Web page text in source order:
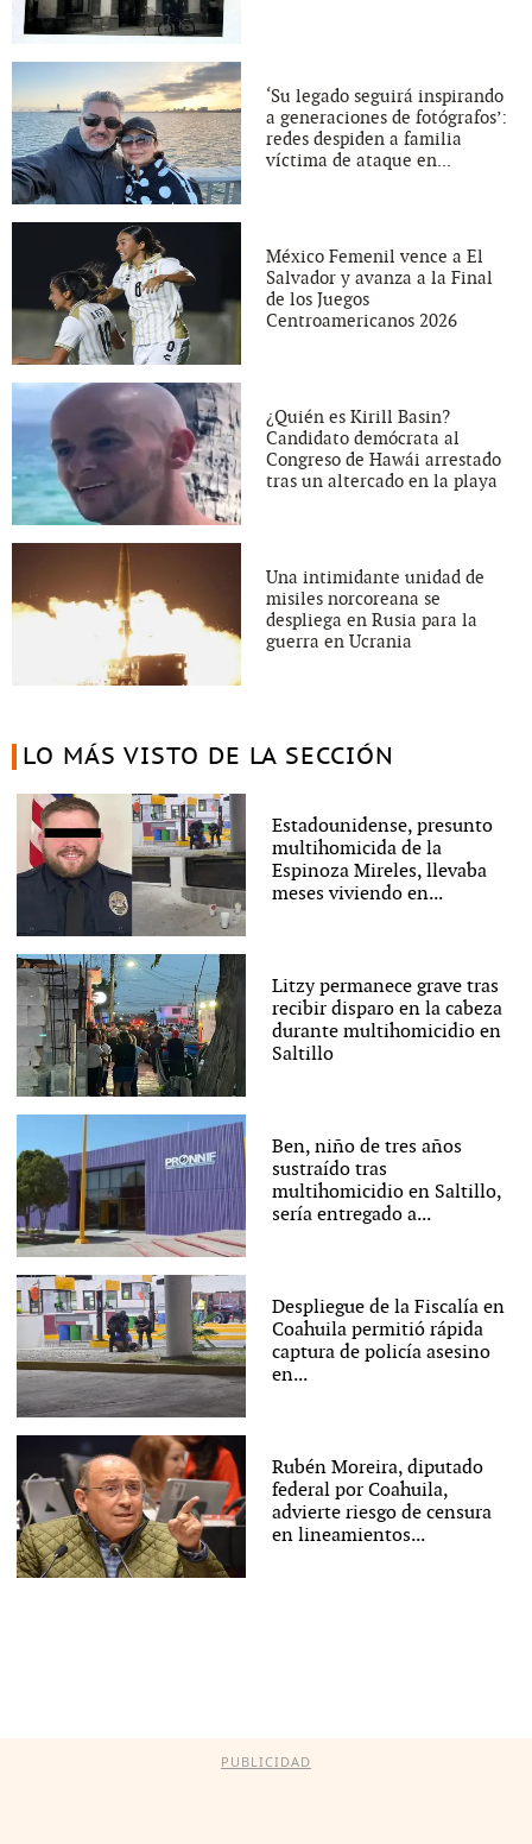
‘Su legado seguirá inspirando
a generaciones de fotógrafos’:
redes despiden a familia
víctima de ataque en...
México Femenil vence a El
Salvador y avanza a la Final
de los Juegos
Centroamericanos 2026
¿Quién es Kirill Basin?
Candidato demócrata al
Congreso de Hawái arrestado
tras un altercado en la playa
Una intimidante unidad de
misiles norcoreana se
despliega en Rusia para la
guerra en Ucrania
LO MÁS VISTO DE LA SECCIÓN
Estadounidense, presunto
multihomicida de la
Espinoza Mireles, llevaba
meses viviendo en...
Litzy permanece grave tras
recibir disparo en la cabeza
durante multihomicidio en
Saltillo
Ben, niño de tres años
sustraído tras
multihomicidio en Saltillo,
sería entregado a...
Despliegue de la Fiscalía en
Coahuila permitió rápida
captura de policía asesino
en...
Rubén Moreira, diputado
federal por Coahuila,
advierte riesgo de censura
en lineamientos...
PUBLICIDAD